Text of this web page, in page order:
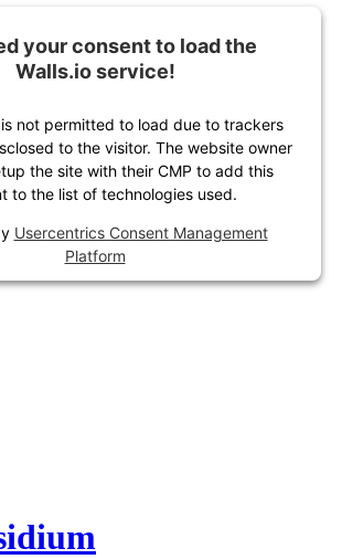
your consent to load the
Walls.io service!
not permitted to load due to trackers
to the visitor. The website owner
the site with their CMP to add this
to the list of technologies used.
Usercentrics Consent Management
Platform